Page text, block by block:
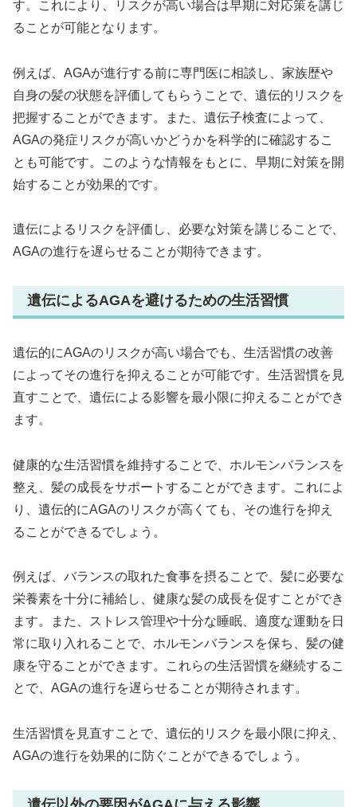
す。これにより、リスクが高い場合は早期に対応策を講じ
ることが可能となります。
例えば、AGAが進行する前に専門医に相談し、家族歴や
自身の髪の状態を評価してもらうことで、遺伝的リスクを
把握することができます。また、遺伝子検査によって、
AGAの発症リスクが高いかどうかを科学的に確認するこ
とも可能です。このような情報をもとに、早期に対策を開
始することが効果的です。
遺伝によるリスクを評価し、必要な対策を講じることで、
AGAの進行を遅らせることが期待できます。
遺伝によるAGAを避けるための生活習慣
遺伝的にAGAのリスクが高い場合でも、生活習慣の改善
によってその進行を抑えることが可能です。生活習慣を見
直すことで、遺伝による影響を最小限に抑えることができ
ます。
健康的な生活習慣を維持することで、ホルモンバランスを
整え、髪の成長をサポートすることができます。これによ
り、遺伝的にAGAのリスクが高くても、その進行を抑え
ることができるでしょう。
例えば、バランスの取れた食事を摂ることで、髪に必要な
栄養素を十分に補給し、健康な髪の成長を促すことができ
ます。また、ストレス管理や十分な睡眠、適度な運動を日
常に取り入れることで、ホルモンバランスを保ち、髪の健
康を守ることができます。これらの生活習慣を継続するこ
とで、AGAの進行を遅らせることが期待されます。
生活習慣を見直すことで、遺伝的リスクを最小限に抑え、
AGAの進行を効果的に防ぐことができるでしょう。